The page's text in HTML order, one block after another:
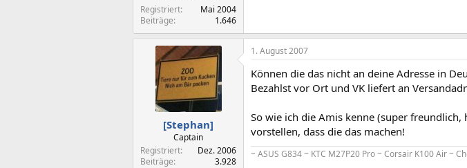
Registriert
Mai 2004
Beiträge
1.646
[Stephan]
Captain
Registriert
Dez. 2006
Beiträge
3.928
1. August 2007
Können die das nicht an deine Adresse in
Bezahlst vor Ort und VK liefert an
So wie ich die Amis kenne (super
vorstellen, dass die das machen!
~ ASUS G834 ~ KTC M27P20 Pro ~ Corsair K100 Air ~